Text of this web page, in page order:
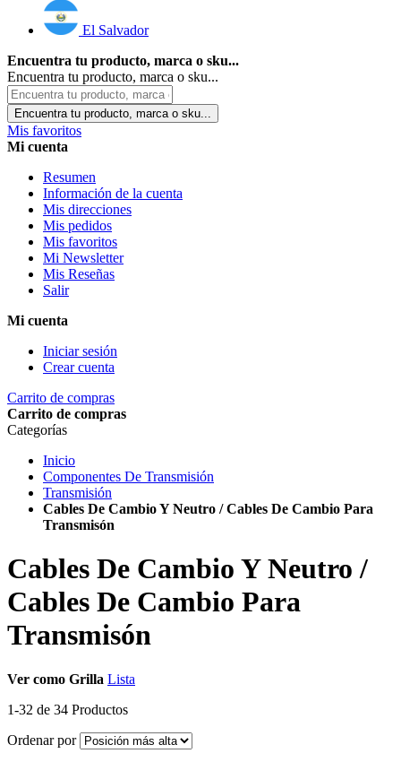
El Salvador
Encuentra tu producto, marca o sku...
Encuentra tu producto, marca o sku...
Encuentra tu producto, marca o sku...
Mis favoritos
Mi cuenta
Resumen
Información de la cuenta
Mis direcciones
Mis pedidos
Mis favoritos
Mi Newsletter
Mis Reseñas
Salir
Mi cuenta
Iniciar sesión
Crear cuenta
Carrito de compras
Carrito de compras
Categorías
Inicio
Componentes De Transmisión
Transmisión
Cables De Cambio Y Neutro / Cables De Cambio Para
Transmisón
Cables De Cambio Y Neutro /
Cables De Cambio Para
Transmisón
Ver como Grilla Lista
1-32 de 34 Productos
Ordenar por